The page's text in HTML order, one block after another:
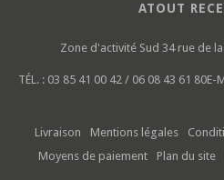
ATOUT
Zone d'activité Sud 34 rue de
TÉL. : 03 85 41 00 42 / 06 08 43 61 80E-
Livraison Mentions légales
Moyens de paiement
Plan du site